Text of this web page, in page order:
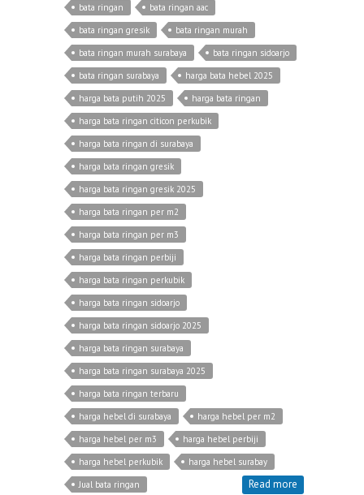
bata ringan
bata ringan aac
bata ringan gresik
bata ringan murah
bata ringan murah surabaya
bata ringan sidoarjo
bata ringan surabaya
harga bata hebel 2025
harga bata putih 2025
harga bata ringan
harga bata ringan citicon perkubik
harga bata ringan di surabaya
harga bata ringan gresik
harga bata ringan gresik 2025
harga bata ringan per m2
harga bata ringan per m3
harga bata ringan perbiji
harga bata ringan perkubik
harga bata ringan sidoarjo
harga bata ringan sidoarjo 2025
harga bata ringan surabaya
harga bata ringan surabaya 2025
harga bata ringan terbaru
harga hebel di surabaya
harga hebel per m2
harga hebel per m3
harga hebel perbiji
harga hebel perkubik
harga hebel surabay
Jual bata ringan
Read more